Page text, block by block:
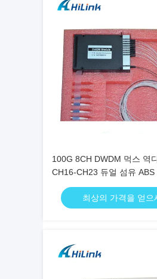
100G 8CH DWDM 먹스 역
CH16-CH23 듀얼 섬유 ABS
먹스 역다중화기
최상의 가격을 얻으